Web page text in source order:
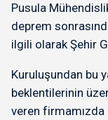
Pusula
deprem
ilgili olarak Şehir
Kuruluşundan bu
beklentilerinin
veren firmamızda